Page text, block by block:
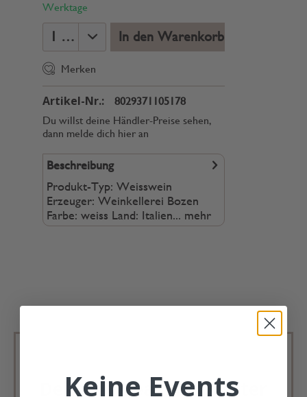
Werktage
In den Warenkorb
Merken
Artikel-Nr.:
8029371105178
Du willst deine Händler-Preise sehen,
dann melde dich hier an
Beschreibung
Produkt-Typ: Weisswein
Erzeuger: Weinkellerei Bozen
Farbe: weiss Land: Italien... mehr
Deko Andreas Newsletter
Keine Events